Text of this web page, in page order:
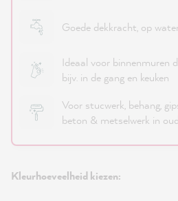
Goede dekkracht, op
Ideaal voor binnenmuren
bijv. in de gang en keuken
Voor stucwerk, behang,
beton & metselwerk in
Kleurhoeveelheid kiezen: